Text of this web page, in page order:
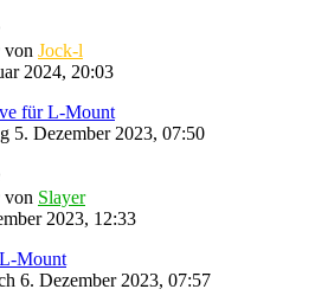
von Jock-l
2024, 20:03
für L-Mount
5. Dezember 2023, 07:50
von Slayer
2023, 12:33
Mount
6. Dezember 2023, 07:57